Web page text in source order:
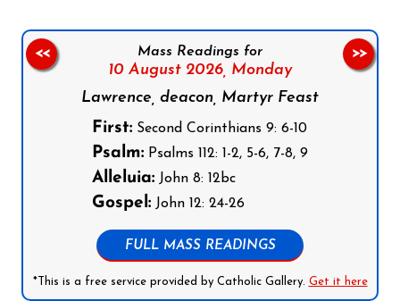
Mass Readings for
10 August 2026, Monday
Lawrence, deacon, Martyr Feast
First: Second Corinthians 9: 6-10
Psalm: Psalms 112: 1-2, 5-6, 7-8, 9
Alleluia: John 8: 12bc
Gospel: John 12: 24-26
FULL MASS READINGS
*This is a free service provided by Catholic Gallery. Get it here
<< >>